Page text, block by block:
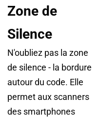
Zone de
Silence
N'oubliez pas la zone
de silence - la bordure
autour du code. Elle
permet aux scanners
des smartphones